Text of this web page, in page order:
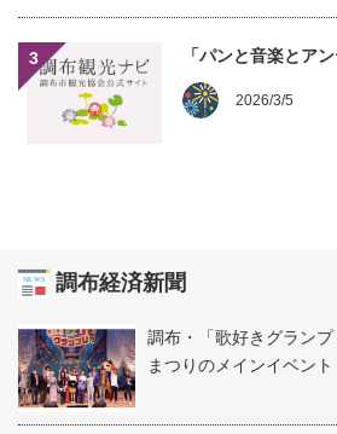
3 「パンと音楽とア
2026/3/5
調布経済新聞
調布・「歌好きグラン
まつりのメインイベント